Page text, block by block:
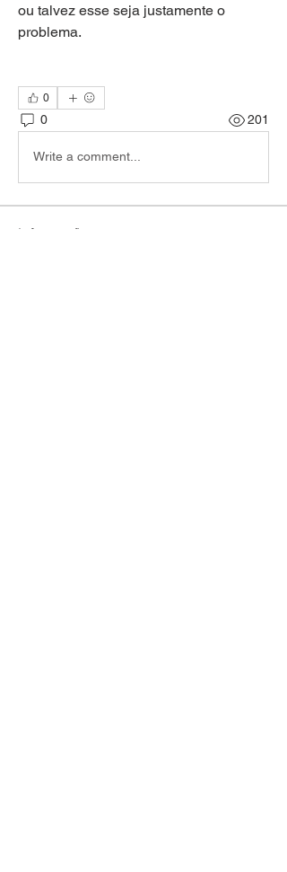
ou talvez esse seja justamente o
problema.
0
0 201
Write a comment...
Informações